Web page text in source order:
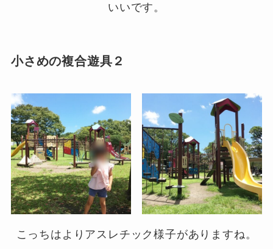
いいです。
小さめの複合遊具２
こっちはよりアスレチック様子がありますね。